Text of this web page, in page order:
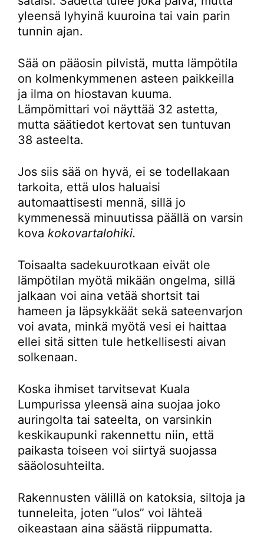
yleensä lyhyinä kuuroina tai vain parin
tunnin ajan.
Sää on pääosin pilvistä, mutta lämpötila
on kolmenkymmenen asteen paikkeilla
ja ilma on hiostavan kuuma.
Lämpömittari voi näyttää 32 astetta,
mutta säätiedot kertovat sen tuntuvan
38 asteelta.
Jos siis sää on hyvä, ei se todellakaan
tarkoita, että ulos haluaisi
automaattisesti mennä, sillä jo
kymmenessä minuutissa päällä on varsin
kova kokovartalohiki.
Toisaalta sadekuurotkaan eivät ole
lämpötilan myötä mikään ongelma, sillä
jalkaan voi aina vetää shortsit tai
hameen ja läpsykkäät sekä sateenvarjon
voi avata, minkä myötä vesi ei haittaa
ellei sitä sitten tule hetkellisesti aivan
solkenaan.
Koska ihmiset tarvitsevat Kuala
Lumpurissa yleensä aina suojaa joko
auringolta tai sateelta, on varsinkin
keskikaupunki rakennettu niin, että
paikasta toiseen voi siirtyä suojassa
sääolosuhteilta.
Rakennusten välillä on katoksia, siltoja ja
tunneleita, joten ”ulos” voi lähteä
oikeastaan aina säästä riippumatta.